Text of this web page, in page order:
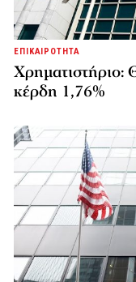
ΕΠΙΚΑΙΡΟΤΗΤΑ
Χρηματιστήριο:
κέρδη 1,76%